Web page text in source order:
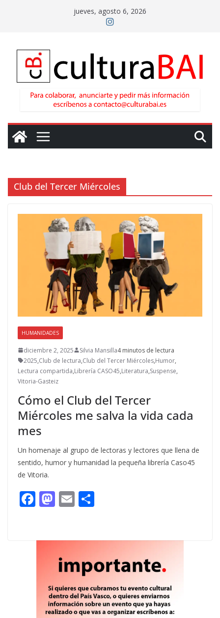
jueves, agosto 6, 2026
Club del Tercer Miércoles
HUMANIDADES
diciembre 2, 2025 Silvia Mansilla4 minutos de lectura
2025,Club de lectura,Club del Tercer Miércoles,Humor,
Lectura compartida,Librería CASO45,Literatura,Suspense,
Vitoria-Gasteiz
Cómo el Club del Tercer
Miércoles me salva la vida cada
mes
Un homenaje al grupo de lectoras y lectores que llena de
sentido, humor y humanidad la pequeña librería Caso45
de Vitoria.
F
b
M
d
o
n
E
l p
ar
ti
r